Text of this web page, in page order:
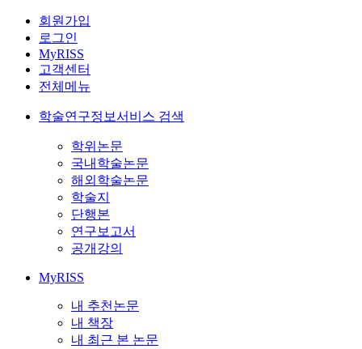
회원가입
로그인
MyRISS
고객센터
전체메뉴
학술연구정보서비스 검색
학위논문
국내학술논문
해외학술논문
학술지
단행본
연구보고서
공개강의
MyRISS
내 추천논문
내 책장
내 최근 본 논문